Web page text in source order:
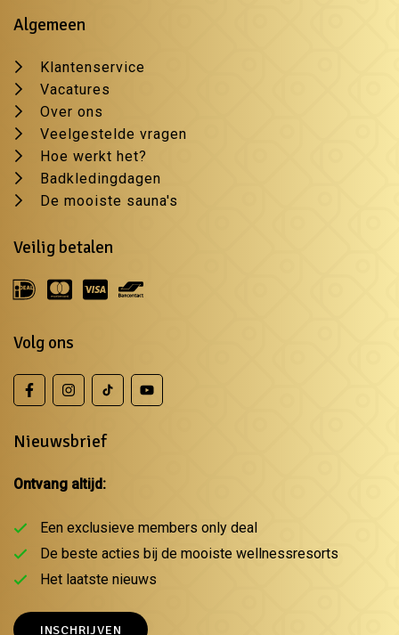
Algemeen
Klantenservice
Vacatures
Over ons
Veelgestelde vragen
Hoe werkt het?
Badkledingdagen
De mooiste sauna's
Veilig betalen
Volg ons
Nieuwsbrief
Ontvang altijd:
Een exclusieve members only deal
De beste acties bij de mooiste wellnessresorts
Het laatste nieuws
INSCHRIJVEN